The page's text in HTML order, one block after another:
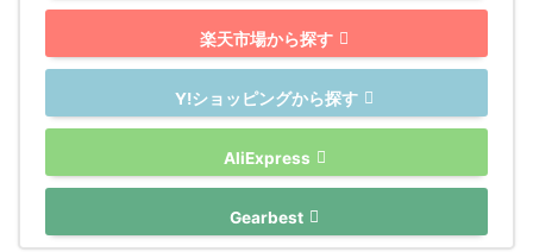
楽天市場から探す
Y!ショッピングから探す
AliExpress
Gearbest